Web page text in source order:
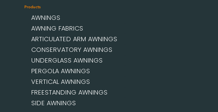
Products
AWNINGS
AWNING FABRICS
ARTICULATED ARM AWNINGS
CONSERVATORY AWNINGS
UNDERGLASS AWNINGS
PERGOLA AWNINGS
VERTICAL AWNINGS
FREESTANDING AWNINGS
SIDE AWNINGS